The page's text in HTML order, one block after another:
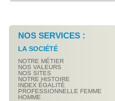
NOS SERVICES :
LA SOCIÉTÉ
NOTRE MÉTIER
NOS VALEURS
NOS SITES
NOTRE HISTOIRE
INDEX ÉGALITÉ
PROFESSIONNELLE FEMME
HOMME